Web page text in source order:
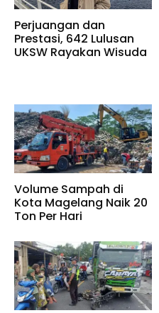
Perjuangan dan
Prestasi, 642 Lulusan
UKSW Rayakan Wisuda
Volume Sampah di
Kota Magelang Naik 20
Ton Per Hari